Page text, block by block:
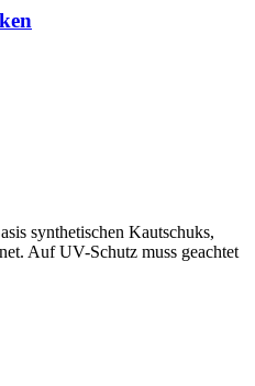
synthetischen Kautschuks,
Auf UV-Schutz muss geachtet